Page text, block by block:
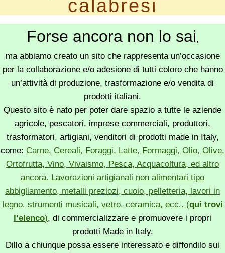
calabresi
Forse ancora non lo sai,
ma abbiamo creato un sito che rappresenta un’occasione
per la collaborazione e/o adesione di tutti coloro che hanno
un’attività di produzione, trasformazione e/o vendita di
prodotti italiani.
Questo sito è nato per poter dare spazio a tutte le aziende
agricole, pescatori, imprese commerciali, produttori,
trasformatori, artigiani, venditori di prodotti made in Italy,
come: Carne, Cereali, Foraggi, Latte, Formaggi, Olio, Olive,
Ortofrutta, Vino, Vivaismo, Pesca, Acquacoltura, ed altro
ancora. Lavorazioni artigianali non alimentari tipo
abbigliamento, metalli preziozi, cuoio, pelletteria, lavori in
legno, strumenti musicali, vetro, ceramica, ecc.. (qui trovi
l’elenco), di commercializzare e promuovere i propri
prodotti Made in Italy.
Dillo a chiunque possa essere interessato e diffondilo sui